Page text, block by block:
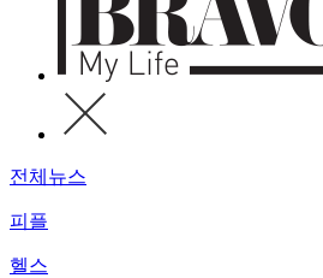
전체뉴스
피플
헬스